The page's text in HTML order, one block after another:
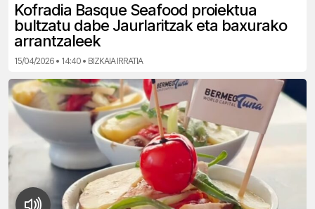
Kofradia Basque Seafood proiektua
bultzatu dabe Jaurlaritzak eta baxurako
arrantzaleek
15/04/2026 • 14:40 • BIZKAIA IRRATIA